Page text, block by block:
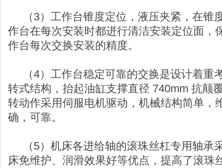
（3）工作台锥度定位，液压夹紧，在锥
作台在每次安装时都进行清洁安装定位面，
作台每次交换安装的精度。
（4）工作台稳定可靠的交换是设计着重
转式结构，抬起油缸支撑直径 740mm 抗颠
转动作采用伺服电机驱动，机械结构简单，
确，可靠。
（5）机床各进给轴的滚珠丝杠专用轴承
床免维护、润滑效果好等优点，提高了滚珠